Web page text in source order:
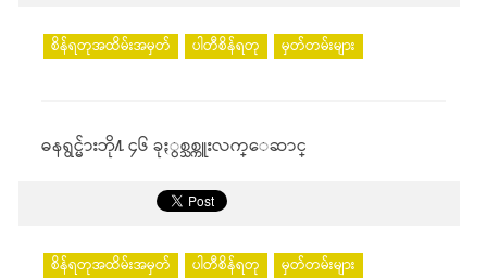
စိန်ရတုအထိမ်းအမှတ် ပါတီစိန်ရတု မှတ်တမ်းများ
ဓနရွင္မ်ားဘို႔ ၄၆ ခုႏွစ္သစ္ကူးလက္ေဆာင္
စိန်ရတုအထိမ်းအမှတ် ပါတီစိန်ရတု မှတ်တမ်းများ